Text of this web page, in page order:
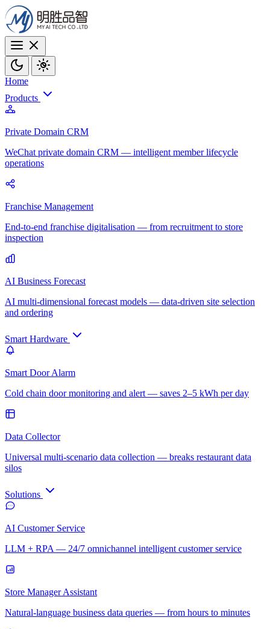
Home
Products
Private Domain CRM
WeChat private domain CRM — intelligent member lifecycle
operations
Franchise Management
End-to-end franchise digitalisation — from recruitment to store
inspection
AI Business Forecast
AI multi-dimensional forecast models — data-driven site selection
and ordering
Smart Hardware
Smart Door Alarm
Cold chain door monitoring and alert — saves 2–5 kWh per day
Data Collector
Universal multi-scenario data collection — breaks restaurant data
silos
Solutions
AI Customer Service
LLM + RPA — 24/7 omnichannel intelligent customer service
Store Manager Assistant
Natural-language business data queries — from hours to minutes